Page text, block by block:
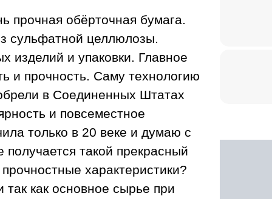
прочная обёрточная бумага.
сульфатной целлюлозы.
изделий и упаковки. Главное
и прочность. Саму технологию
в Соединенных Штатах
и повсеместное
только в 20 веке и думаю с
такой прекрасный
характеристики?
как основное сырье при